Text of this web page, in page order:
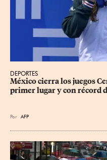
DEPORTES
México cierra los juegos
primer lugar y con récord
Por AFP